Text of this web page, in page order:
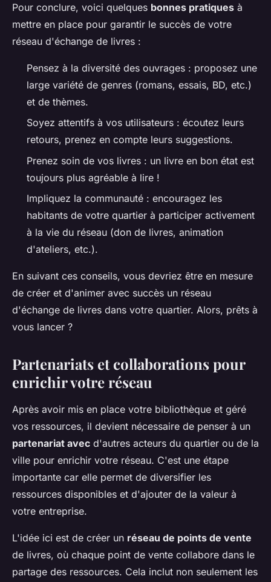
Pour conclure, voici quelques bonnes pratiques à
mettre en place pour garantir le succès de votre
réseau d'échange de livres :
Pensez à la diversité des ouvrages : proposez une
large variété de genres (romans, essais, BD, etc.)
et de thèmes.
Soyez attentifs à vos utilisateurs : écoutez leurs
retours, prenez en compte leurs suggestions.
Prenez soin de vos livres : un livre en bon état est
toujours plus agréable à lire !
Impliquez la communauté : encouragez les
habitants de votre quartier à participer activement
à la vie du réseau (don de livres, animation
d'ateliers, etc.).
En suivant ces conseils, vous devriez être en mesure
de créer et d'animer avec succès un réseau
d'échange de livres dans votre quartier. Alors, prêts à
vous lancer ?
Partenariats et collaborations pour
enrichir votre réseau
Après avoir mis en place votre bibliothèque et géré
vos ressources, il devient nécessaire de penser à un
partenariat avec d'autres acteurs du quartier ou de la
ville pour enrichir votre réseau. C'est une étape
importante car elle permet de diversifier les
ressources disponibles et d'ajouter de la valeur à
votre entreprise.
L'idée ici est de créer un réseau de points de vente
de livres, où chaque point de vente collabore dans le
partage des ressources. Cela inclut non seulement les